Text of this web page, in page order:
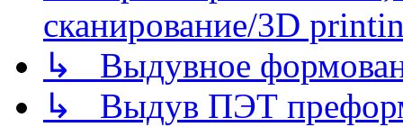
сканирование/3D
↳ Выдувное
↳ Выдув ПЭТ